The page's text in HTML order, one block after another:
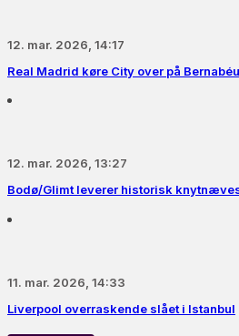
12. mar. 2026, 14:17
Real Madrid køre City over på Bernabéu
12. mar. 2026, 13:27
Bodø/Glimt leverer historisk
11. mar. 2026, 14:33
Liverpool overraskende slået i Istanbul